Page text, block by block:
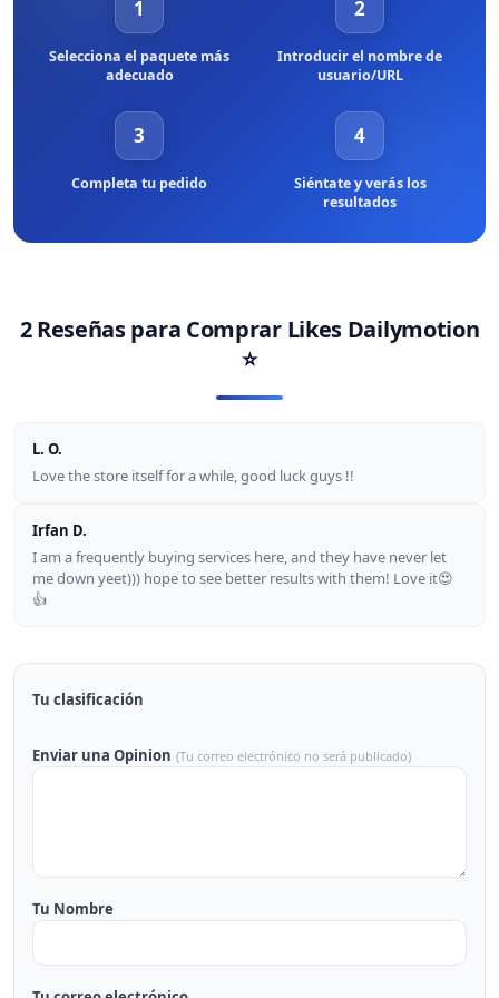
1
Selecciona el paquete más
adecuado
2
Introducir el nombre de
usuario/URL
3
Completa tu pedido
4
Siéntate y verás los
resultados
2 Reseñas para Comprar Likes Dailymotion
⭐
L. O.
Love the store itself for a while, good luck guys !!
Irfan D.
I am a frequently buying services here, and they have never let
me down yeet))) hope to see better results with them! Love it😍
👍
Tu clasificación
Enviar una Opinion (Tu correo electrónico no será publicado)
Tu Nombre